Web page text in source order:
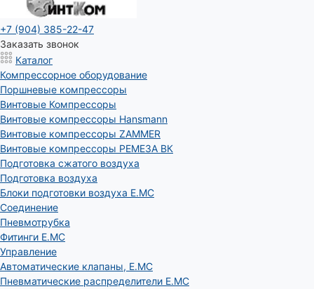
+7 (904) 385-22-47
Заказать звонок
Каталог
Компрессорное оборудование
Поршневые компрессоры
Винтовые Компрессоры
Винтовые компрессоры Hansmann
Винтовые компрессоры ZAMMER
Винтовые компрессоры РЕМЕЗА ВК
Подготовка сжатого воздуха
Подготовка воздуха
Блоки подготовки воздуха E.MC
Соединение
Пневмотрубка
Фитинги E.MC
Управление
Автоматические клапаны, Е.МС
Пневматические распределители E.MC